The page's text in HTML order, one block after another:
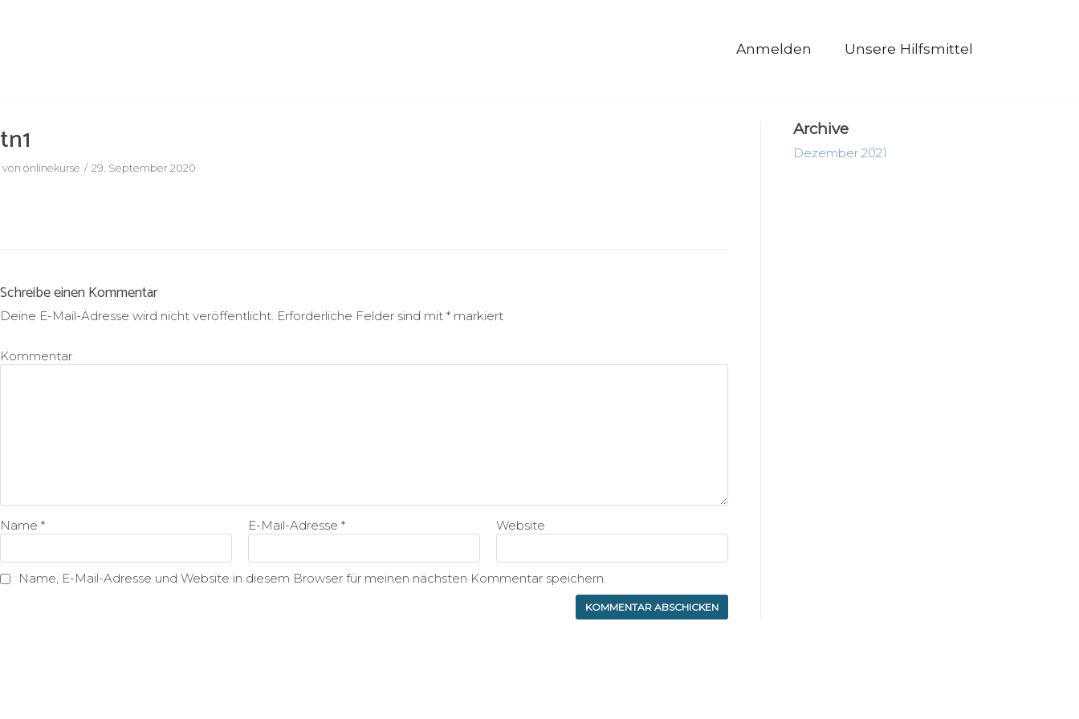
Anmelden Unsere Hilfsmittel
tn1
von onlinekurse 29. September 2020
Schreibe einen Kommentar
Deine E-Mail-Adresse wird nicht veröffentlicht. Erforderliche Felder sind mit * markiert
Kommentar
Name * E-Mail-Adresse * Website
Name, E-Mail-Adresse und Website in diesem Browser für meinen nächsten Kommentar speichern.
Archive
Dezember 2021